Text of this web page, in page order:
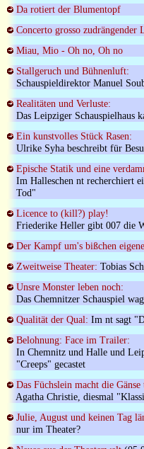
Da rotiert der Blumentopf
Concerto grosso zudrängender
Miau, Mio - Oh no, Oh no
Stallgeruch und Bühnenluft:
Schauspieldirektor Manuel
Realitäten und Verluste:
Das Leipziger Schauspielhaus
Ein kunstvolles Stück Rasen:
Ulrike Syha beschreibt für
Epische Statik und eine
Im Halleschen nt recherchiert
Tod"
Licence to (kill?) play!
Friederike Heller gibt 007 die
Der Kampf um's bißchen
Zweitweise Theater: Tobias
Unsre Monster leben noch:
Das Chemnitzer Schauspiel
Qualität der Qual: Im nt sagt
Belohnung: Face im Trailer:
In Chemnitz und Halle und
"Creeps" gecastet
Das Füchslein macht die Gänse
Agatha Christie, diesmal
Julie, August und keinen Tag
nur im Theater?